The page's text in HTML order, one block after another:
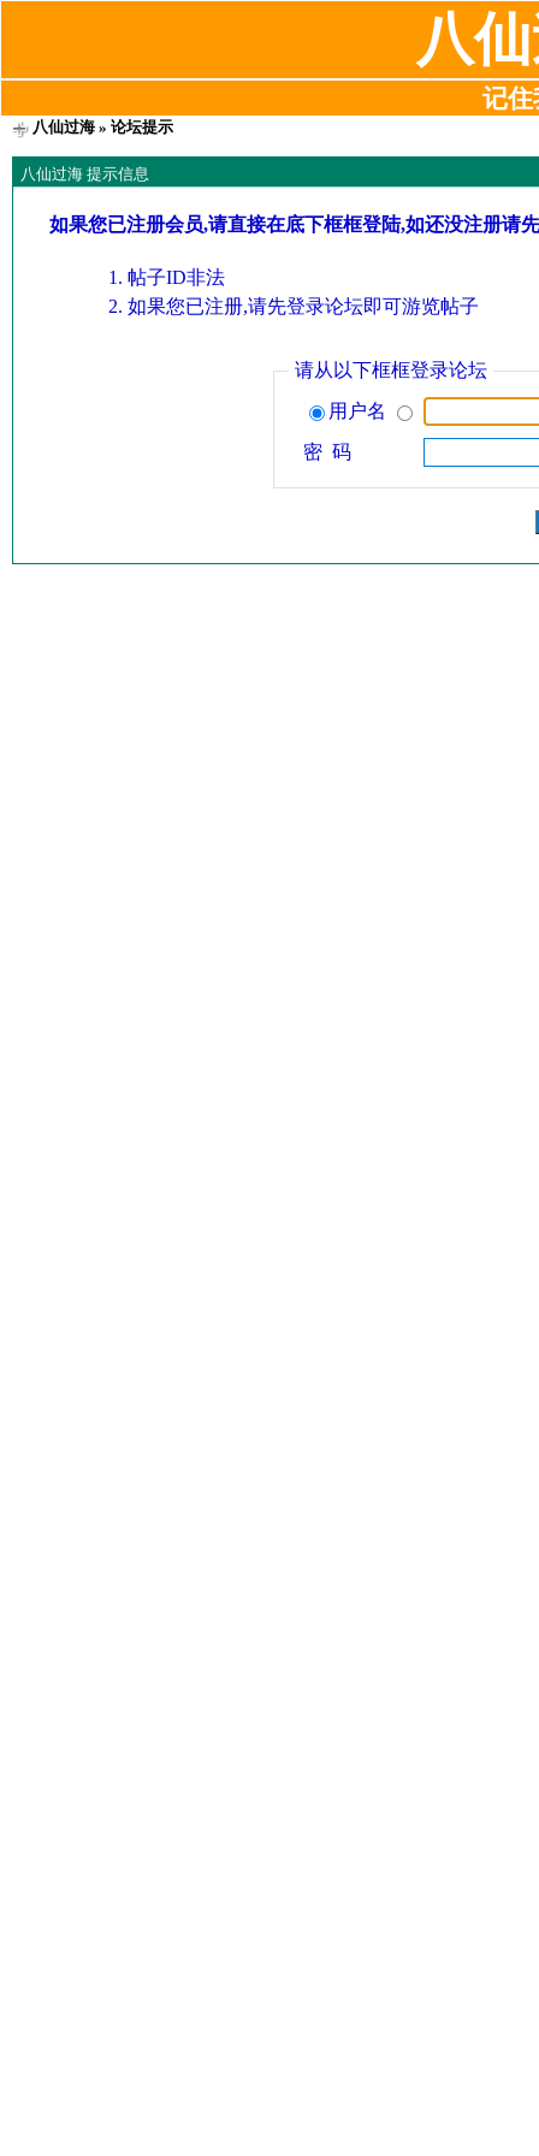
八
记住
八仙过海» 论坛提示
八仙过海 提示信息
如果您已注册会员,请直接在底下框框登陆,如还没注册请
帖子ID非法
如果您已注册,请先登录论坛即可游览帖子
请从以下框框登录论坛
用户名
密 码